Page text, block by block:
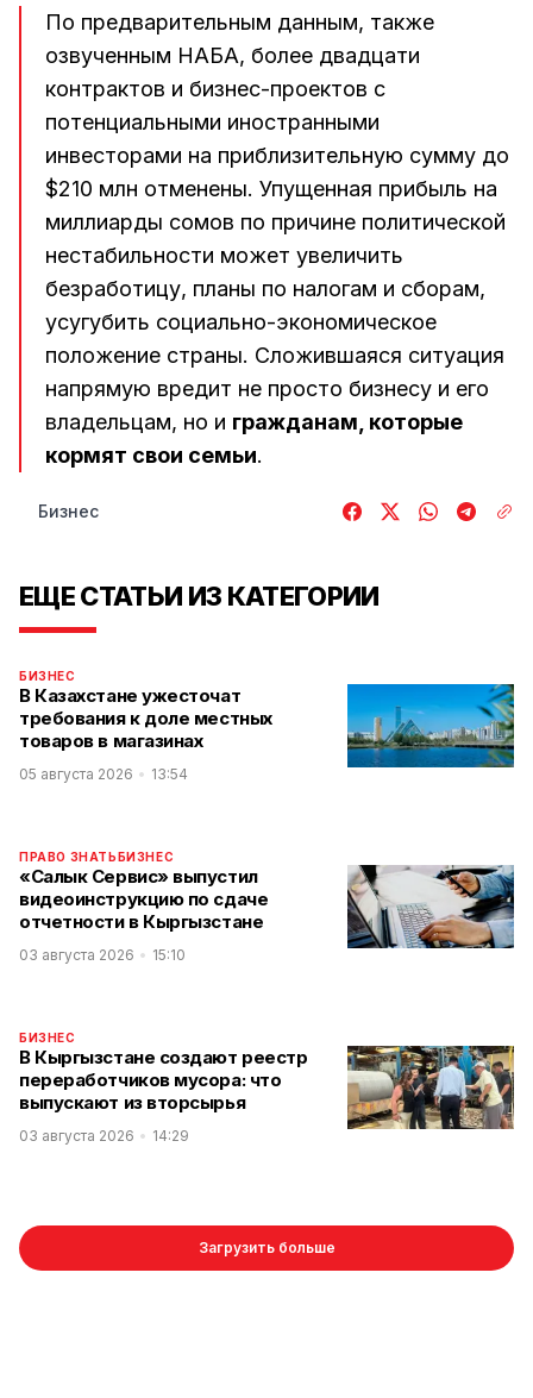
По предварительным данным, также
озвученным НАБА, более двадцати
контрактов и бизнес-проектов с
потенциальными иностранными
инвесторами на приблизительную сумму до
$210 млн отменены. Упущенная прибыль на
миллиарды сомов по причине политической
нестабильности может увеличить
безработицу, планы по налогам и сборам,
усугубить социально-экономическое
положение страны. Сложившаяся ситуация
напрямую вредит не просто бизнесу и его
владельцам, но и гражданам, которые
кормят свои семьи.
Бизнес
ЕЩЕ СТАТЬИ ИЗ КАТЕГОРИИ
БИЗНЕС
В Казахстане ужесточат
требования к доле местных
товаров в магазинах
05 августа 2026 13:54
ПРАВО ЗНАТЬБИЗНЕС
«Салык Сервис» выпустил
видеоинструкцию по сдаче
отчетности в Кыргызстане
03 августа 2026 15:10
БИЗНЕС
В Кыргызстане создают реестр
переработчиков мусора: что
выпускают из вторсырья
03 августа 2026 14:29
Загрузить больше